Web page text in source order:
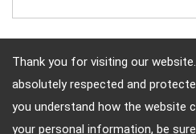
Thank you for visiting our
absolutely respected and
you understand how the website
your personal information, be
住所: 10F, No.4, Sec.4, Jen-Ai
電話番号: (886)-2-2708-5151